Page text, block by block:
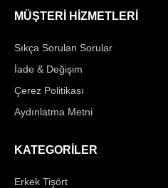
MÜŞTERİ HİZMETLERİ
Sıkça Sorulan Sorular
İade & Değişim
Çerez Politikası
Aydınlatma Metni
KATEGORİLER
Erkek Tişört